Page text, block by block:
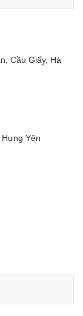
Cầu Giấy, Hà
Yên